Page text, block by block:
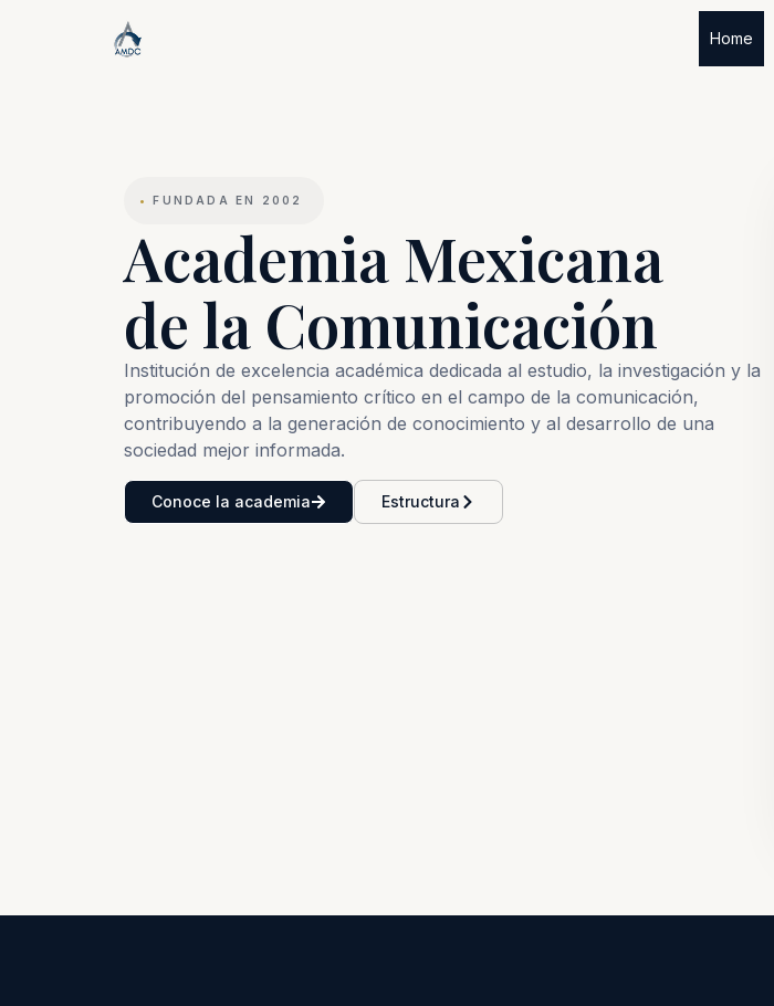
Home
• FUNDADA EN 2002
Academia Mexicana
de la Comunicación
Institución de excelencia académica dedicada al estudio, la investigación y la
promoción del pensamiento crítico en el campo de la comunicación,
contribuyendo a la generación de conocimiento y al desarrollo de una
sociedad mejor informada.
Conoce la academia Estructura